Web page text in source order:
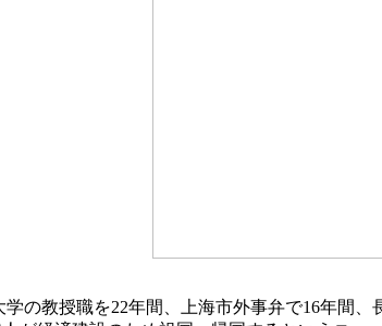
の教授職を22年間、上海市外事弁で16年間